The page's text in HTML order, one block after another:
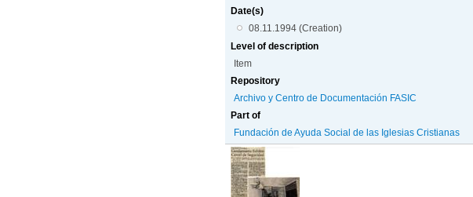
Date(s)
08.11.1994 (Creation)
Level of description
Item
Repository
Archivo y Centro de Documentación FASIC
Part of
Fundación de Ayuda Social de las Iglesias Cristianas